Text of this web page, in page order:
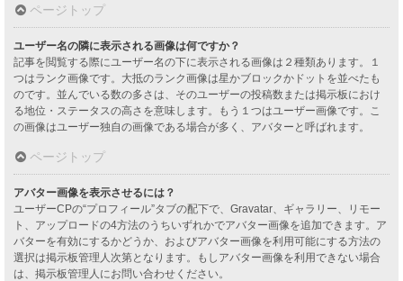
ページトップ
ユーザー名の隣に表示される画像は何ですか？
記事を閲覧する際にユーザー名の下に表示される画像は２種類あります。１
つはランク画像です。大抵のランク画像は星かブロックかドットを並べたも
のです。並んでいる数の多さは、そのユーザーの投稿数または掲示板におけ
る地位・ステータスの高さを意味します。もう１つはユーザー画像です。こ
の画像はユーザー独自の画像である場合が多く、アバターと呼ばれます。
ページトップ
アバター画像を表示させるには？
ユーザーCPの“プロフィール”タブの配下で、Gravatar、ギャラリー、リモー
ト、アップロードの4方法のうちいずれかでアバター画像を追加できます。ア
バターを有効にするかどうか、およびアバター画像を利用可能にする方法の
選択は掲示板管理人次第となります。もしアバター画像を利用できない場合
は、掲示板管理人にお問い合わせください。